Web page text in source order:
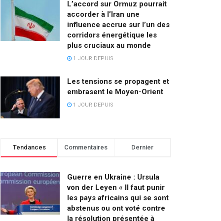
L’accord sur Ormuz pourrait
accorder à l’Iran une
influence accrue sur l’un des
corridors énergétique les
plus cruciaux au monde
1 JOUR DEPUIS
Les tensions se propagent et
embrasent le Moyen-Orient
1 JOUR DEPUIS
Tendances Commentaires Dernier
Guerre en Ukraine : Ursula
von der Leyen « Il faut punir
les pays africains qui se sont
abstenus ou ont voté contre
la résolution présentée à